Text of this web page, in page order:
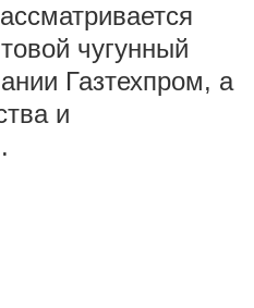
чугунный
Газтехпром, а
и